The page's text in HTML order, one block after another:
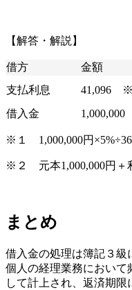
【解答・解説】
借方 金額
支払利息
41,096 ※
借入金
1,000,000
※１ 1,000,000円
※２ 元本1,000,000円＋
まとめ
借入金の処理は簿記３級
個人の経理業務において
して計上され、返済期